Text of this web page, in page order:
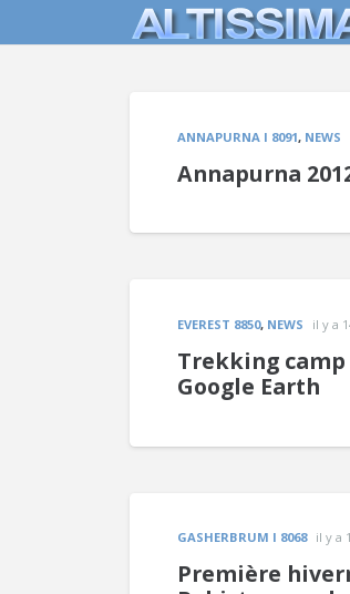
ANNAPURNA I 8091, NEWS
Annapurna
EVEREST 8850, NEWS il y a
Trekking camp
Google Earth
GASHERBRUM I 8068 il y a
Première